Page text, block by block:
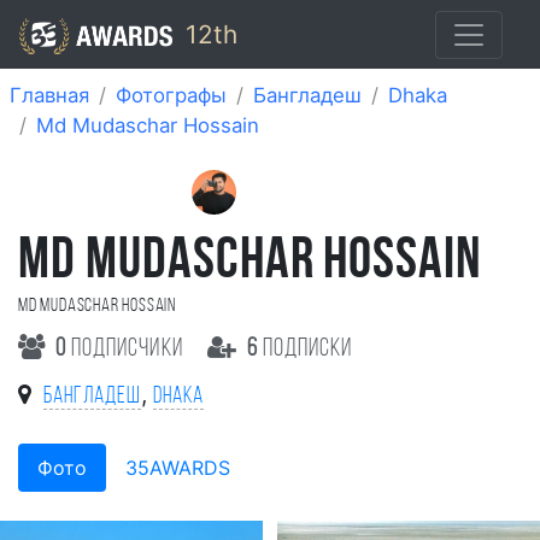
12th
Главная Фотографы Бангладеш
Dhaka
Md Mudaschar Hossain
MD MUDASCHAR HOSSAIN
Md Mudaschar Hossain
0 подписчики 6 подписки
Бангладеш , Dhaka
Фото 35AWARDS